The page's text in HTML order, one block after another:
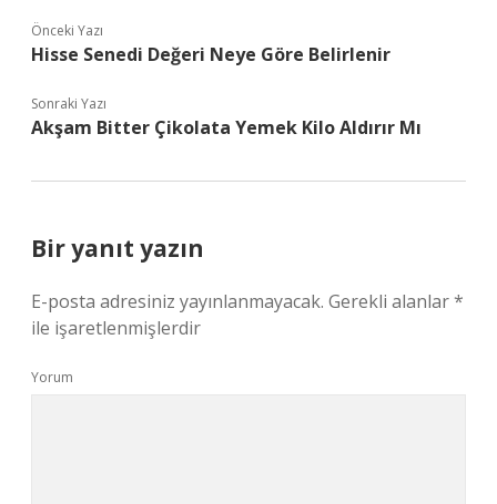
Önceki Yazı
Hisse Senedi Değeri Neye Göre Belirlenir
Sonraki Yazı
Akşam Bitter Çikolata Yemek Kilo Aldırır Mı
Bir yanıt yazın
E-posta adresiniz yayınlanmayacak. Gerekli alanlar*
ile işaretlenmişlerdir
Yorum